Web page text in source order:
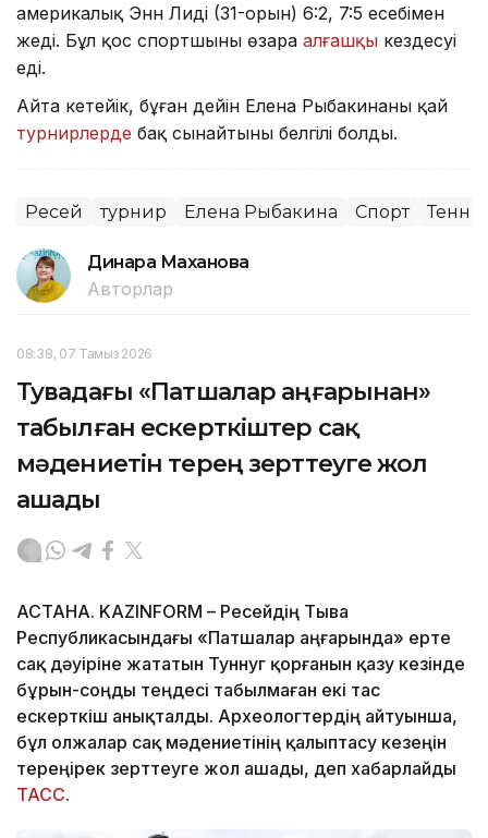
америкалық Энн Лиді (31-орын) 6:2, 7:5 есебімен
жеңді. Бұл қос спортшының өзара алғашқы кездесуі
еді.
Айта кетейік, бұған дейін Елена Рыбакинаның қай
турнирлерде бақ сынайтыны белгілі болды.
Ресей турнир Елена Рыбакина Спорт
Динара Маханова
Авторлар
08:38, 07 Тамыз 2026
Тувадағы «Патшалар аңғарынан»
табылған ескерткіштер сақ
мәдениетін терең зерттеуге жол
ашады
АСТАНА. KAZINFORM – Ресейдің Тыва
Республикасындағы «Патшалар аңғарында» ерте
сақ дәуіріне жататын Туннуг қорғанын қазу кезінде
бұрын-соңды теңдесі табылмаған екі тас
ескерткіш анықталды. Археологтердің айтуынша,
бұл олжалар сақ мәдениетінің қалыптасу кезеңін
тереңірек зерттеуге жол ашады, деп хабарлайды
ТАСС.